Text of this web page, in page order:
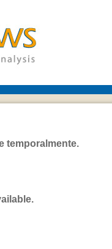
temporalmente.